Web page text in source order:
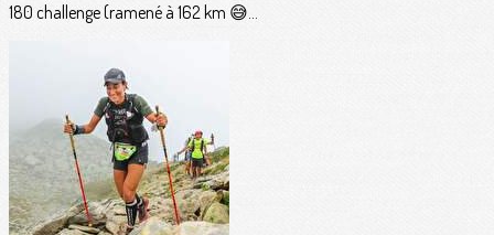
180 challenge (ramené à 162 km 😅...